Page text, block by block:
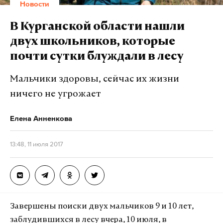
— Кира Ярмыш (@Kira_Yarmysh)29 июня
2017 г.
Фото: © GLOBAL LOOK press/Anton Belitsky
индонезийском суде защита, по мнению
Калашникова, является «лишь иллюзией хорошей
перспективы».
Подпишитесь на Daily Storm в
Макс
Дзен
Новости
В Курганской области нашли
двух школьников, которые
почти сутки блуждали в лесу
Мальчики здоровы, сейчас их жизни
ничего не угрожает
Елена Анненкова
13:48, 11 июля 2017
Завершены поиски двух мальчиков 9 и 10 лет,
заблудившихся в лесу вчера, 10 июля, в